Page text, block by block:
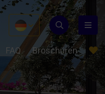
FAQ Broschüren